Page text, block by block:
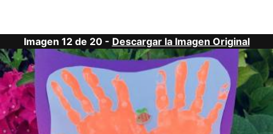
Imagen 12 de 20 - Descargar la Imagen Original